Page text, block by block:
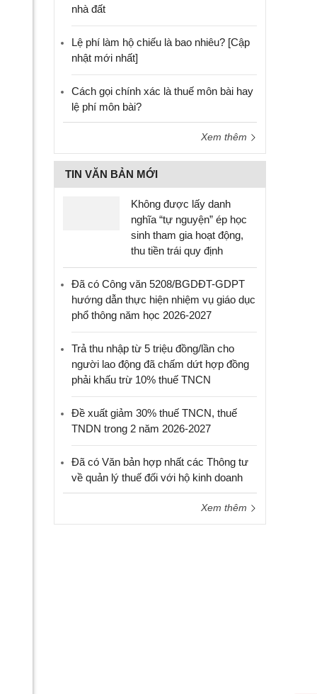
nhà đất
Lệ phí làm hộ chiếu là bao nhiêu? [Cập
nhật mới nhất]
Cách gọi chính xác là thuế môn bài hay
lệ phí môn bài?
Xem thêm
TIN VĂN BẢN MỚI
Không được lấy danh
nghĩa “tự nguyện” ép học
sinh tham gia hoạt động,
thu tiền trái quy định
Đã có Công văn 5208/BGDĐT-GDPT
hướng dẫn thực hiện nhiệm vụ giáo dục
phổ thông năm học 2026-2027
Trả thu nhập từ 5 triệu đồng/lần cho
người lao động đã chấm dứt hợp đồng
phải khấu trừ 10% thuế TNCN
Đề xuất giảm 30% thuế TNCN, thuế
TNDN trong 2 năm 2026-2027
Đã có Văn bản hợp nhất các Thông tư
về quản lý thuế đối với hộ kinh doanh
Xem thêm